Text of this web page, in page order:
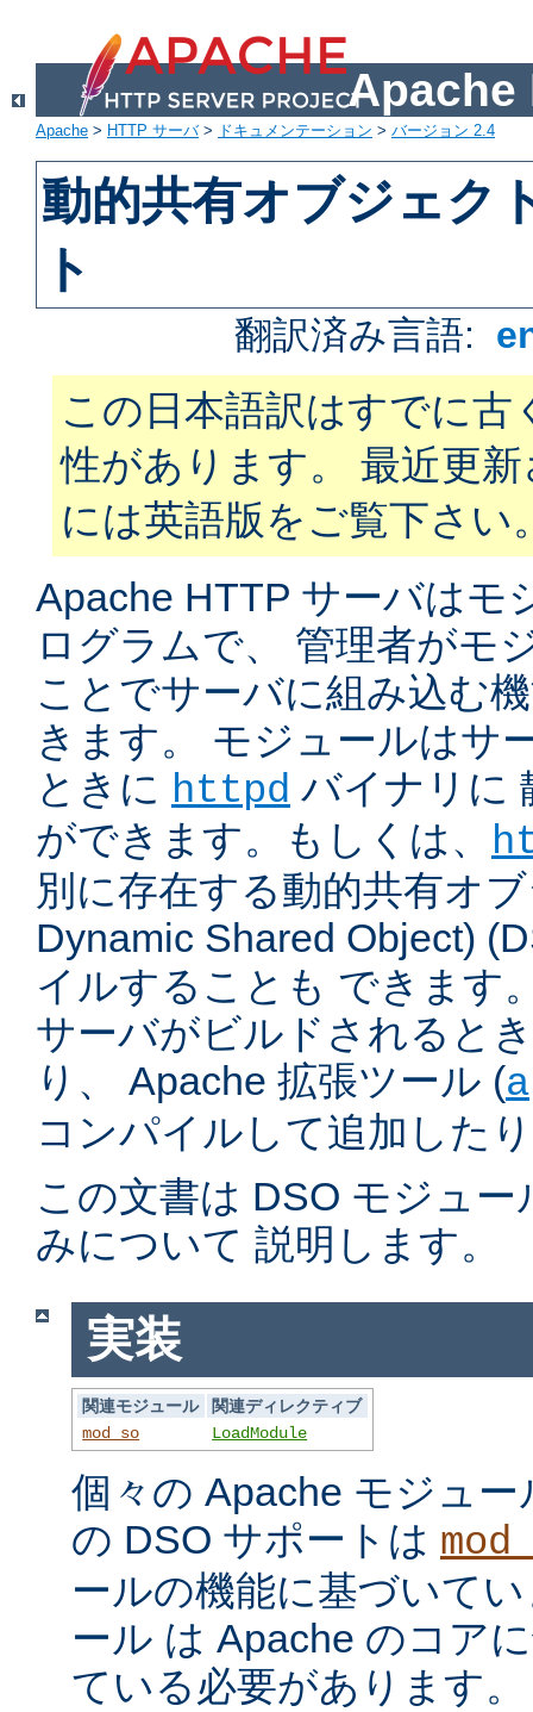
Apache
Apache > HTTP サーバ> ドキュメンテーション > バージョン 2.4
動的共有オブジェク
ト
翻訳済み言語:
この日本語訳はすでに古
性があります。 最近更
には英語版をご覧下さい
Apache HTTP サーバはモ
ログラムで、 管理者がモ
ことでサーバに組み込む
きます。 モジュールはサ
ときに httpd バイナリに
ができます。もしくは、
別に存在する動的共有オ
Dynamic Shared Object)
イルすることも できます
サーバがビルドされると
り、 Apache 拡張ツール (
コンパイルして追加した
この文書は DSO モジュ
みについて 説明します。
実装
関連モジュール
関連ディレクティブ
mod_so
LoadModule
個々の Apache モジュ
の DSO サポートは
ールの機能に基づいて
ール は Apache のコア
ている必要があります